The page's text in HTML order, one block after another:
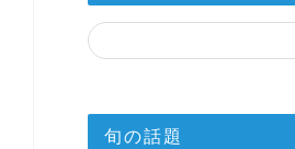
旬の話題